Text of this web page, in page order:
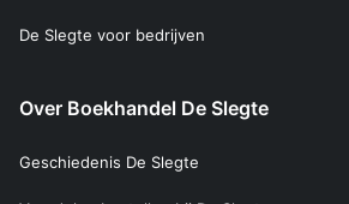
De Slegte voor bedrijven
Over Boekhandel De Slegte
Geschiedenis De Slegte